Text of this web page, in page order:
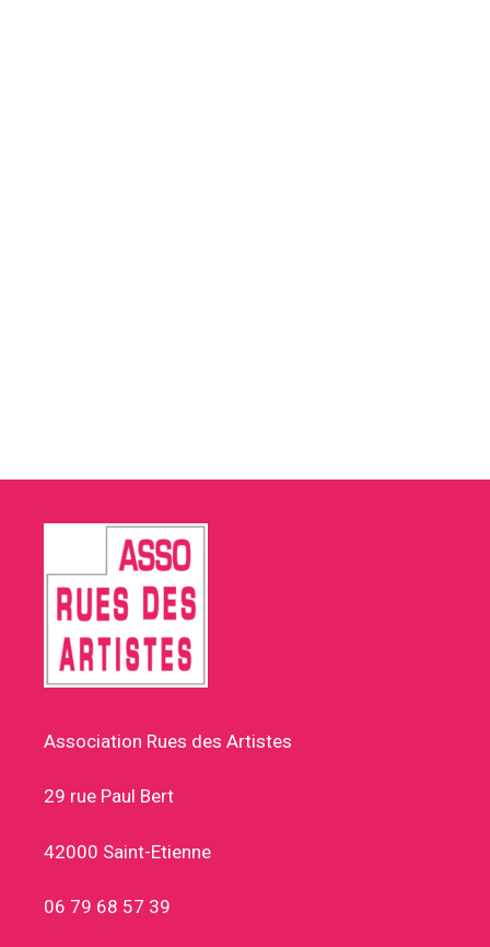
Association Rues des Artistes
29 rue Paul Bert
42000 Saint-Etienne
06 79 68 57 39